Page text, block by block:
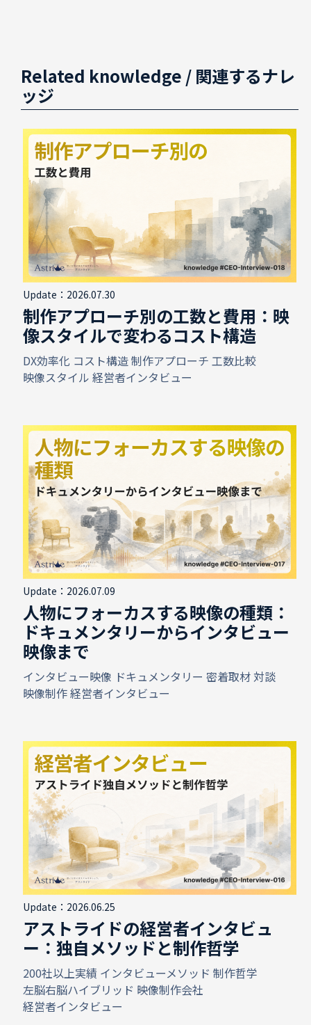
Related knowledge / 関連するナレ
ッジ
Update：2026.07.30
制作アプローチ別の工数と費用：映
像スタイルで変わるコスト構造
DX効率化 コスト構造制作アプローチ 工数比較
映像スタイル 経営者インタビュー
Update：2026.07.09
人物にフォーカスする映像の種類：
ドキュメンタリーからインタビュー
映像まで
インタビュー映像 ドキュメンタリー 密着取材 対談
映像制作経営者インタビュー
Update：2026.06.25
アストライドの経営者インタビュ
ー：独自メソッドと制作哲学
200社以上実績 インタビューメソッド 制作哲学
左脳右脳ハイブリッド 映像制作会社
経営者インタビュー